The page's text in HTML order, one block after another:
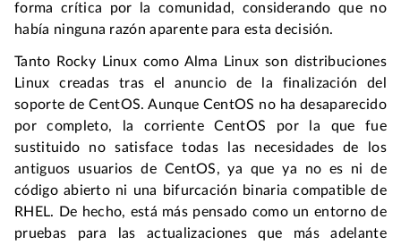
forma crítica por la comunidad, considerando que no
había ninguna razón aparente para esta decisión.
Tanto Rocky Linux como Alma Linux son distribuciones
Linux creadas tras el anuncio de la finalización del
soporte de CentOS. Aunque CentOS no ha desaparecido
por completo, la corriente CentOS por la que fue
sustituido no satisface todas las necesidades de los
antiguos usuarios de CentOS, ya que ya no es ni de
código abierto ni una bifurcación binaria compatible de
RHEL. De hecho, está más pensado como un entorno de
pruebas para las actualizaciones que más adelante